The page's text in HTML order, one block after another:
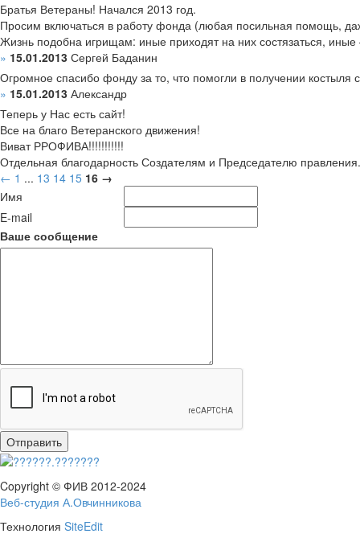
Братья Ветераны! Начался 2013 год.
Просим включаться в работу фонда (любая посильная помощь,
Жизнь подобна игрищам: иные приходят на них состязаться,
» 15.01.2013 Сергей Баданин
Огромное спасибо фонду за то, что помогли в получении костыля
» 15.01.2013 Александр
Теперь у Нас есть сайт!
Все на благо Ветеранского движения!
Виват РРОФИВА!!!!!!!!!!!
Отдельная благодарность Создателям и Председателю правления.
← 1 ... 13 14 15 16 →
Имя
E-mail
Ваше сообщение
Copyright © ФИВ 2012-2024
Веб-студия А.Овчинникова
Технология SiteEdit